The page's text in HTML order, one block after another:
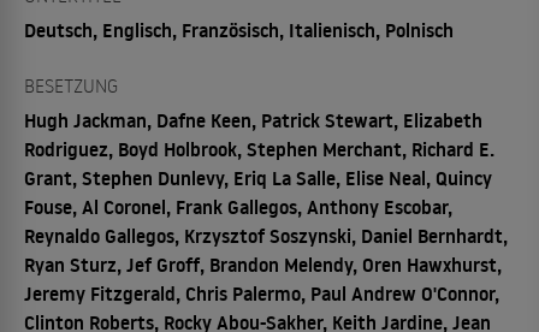
Deutsch, Englisch, Französisch, Italienisch, Polnisch
BESETZUNG
Hugh Jackman, Dafne Keen, Patrick Stewart, Elizabeth
Rodriguez, Boyd Holbrook, Stephen Merchant, Richard E.
Grant, Stephen Dunlevy, Eriq La Salle, Elise Neal, Quincy
Fouse, Al Coronel, Frank Gallegos, Anthony Escobar,
Reynaldo Gallegos, Krzysztof Soszynski, Daniel Bernhardt,
Ryan Sturz, Jef Groff, Brandon Melendy, Oren Hawxhurst,
Jeremy Fitzgerald, Chris Palermo, Paul Andrew O'Connor,
Clinton Roberts, Rocky Abou-Sakher, Keith Jardine, Jean